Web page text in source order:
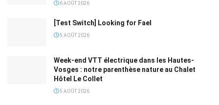
6 AOÛT 2026
[Test Switch] Looking for Fael
5 AOÛT 2026
Week-end VTT électrique dans les Hautes-
Vosges : notre parenthèse nature au Chalet
Hôtel Le Collet
5 AOÛT 2026